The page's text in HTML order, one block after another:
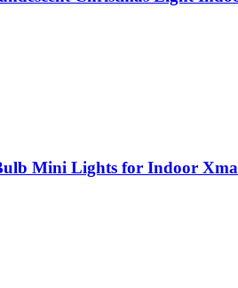
Mini Lights for Indoor